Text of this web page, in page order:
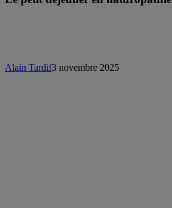
Alain Tardif3 novembre 2025